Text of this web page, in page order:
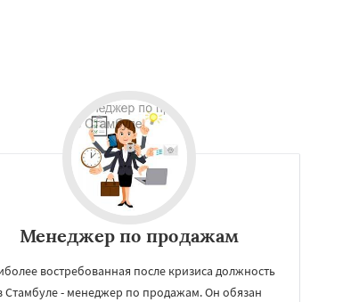
Менеджер по продажам
востребованная после кризиса должность
Стамбуле - менеджер по продажам. Он обязан